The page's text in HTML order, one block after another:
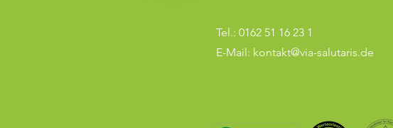
Tel.: 0162 51 16 23 1
E-Mail: kontakt@via-salutaris.de